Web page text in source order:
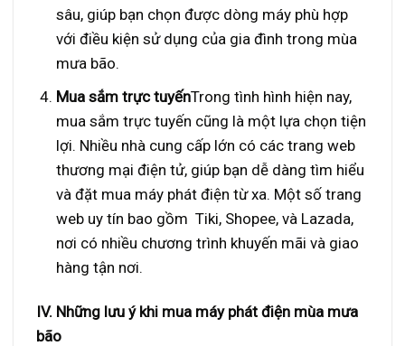
sâu, giúp bạn chọn được dòng máy phù hợp
với điều kiện sử dụng của gia đình trong mùa
mưa bão.
Mua sắm trực tuyếnTrong tình hình hiện nay,
mua sắm trực tuyến cũng là một lựa chọn tiện
lợi. Nhiều nhà cung cấp lớn có các trang web
thương mại điện tử, giúp bạn dễ dàng tìm hiểu
và đặt mua máy phát điện từ xa. Một số trang
web uy tín bao gồm Tiki, Shopee, và Lazada,
nơi có nhiều chương trình khuyến mãi và giao
hàng tận nơi.
IV. Những lưu ý khi mua máy phát điện mùa mưa
bão